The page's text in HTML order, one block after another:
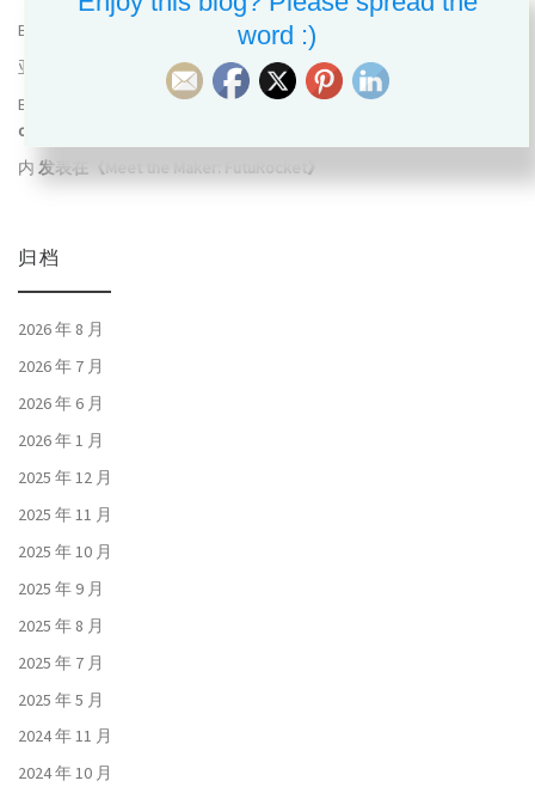
Ben
志愿者招募｜这只霸王龙复活，就要靠你了
亚博体育官网
发表在《The Best Time to Visit Shenzhen in 2019
Bernd R
MFSZ19: To the Heart of Community, to the Cluster
of Industry
内 发表在《 》
归档
2026 年 8 月
2026 年 7 月
2026 年 6 月
2026 年 1 月
2025 年 12 月
2025 年 11 月
2025 年 10 月
2025 年 9 月
2025 年 8 月
2025 年 7 月
2025 年 5 月
2024 年 11 月
2024 年 10 月
word :)